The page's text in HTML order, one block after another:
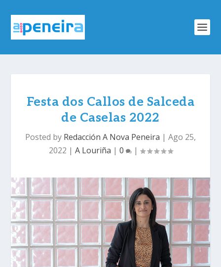
Festa dos Callos de Salceda
de Caselas 2022
Posted by Redacción A Nova Peneira | Ago 25,
2022 | A Louriña | 0 |